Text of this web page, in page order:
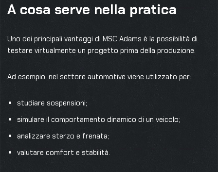
A cosa serve nella pratica
Uno dei principali vantaggi di MSC Adams è la possibilità di
testare virtualmente un progetto prima della produzione.
Ad esempio, nel settore automotive viene utilizzato per:
studiare sospensioni;
simulare il comportamento dinamico di un veicolo;
analizzare sterzo e frenata;
valutare comfort e stabilità.